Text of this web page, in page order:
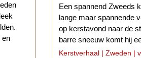
en
Een spannend Zweeds
lange maar spannende
op kerstavond naar de
barre sneeuw komt hij
wolven. Het gebeurde in
Kerstverhaal | Zweden |